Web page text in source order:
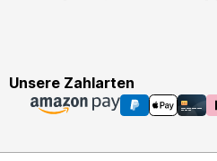
Unsere Zahlarten